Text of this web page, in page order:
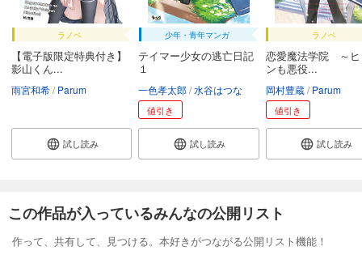
ラノベ
【電子版限定特典付き】
影山くん...
雨宮和希 Parum
試し読み
少年・青年マンガ
テイマー少女の逃亡日記
１
一色孝太郎 水谷はつな
値引き
試し読み
ラノベ
恋愛魔法学院 ～ヒ
ンも悪役...
岡村豊蔵 Parum
値引き
試し読み
この作品が入っているみんなの公開リスト
作って、共有して、見つける。本好きがつながる公開リスト機能！